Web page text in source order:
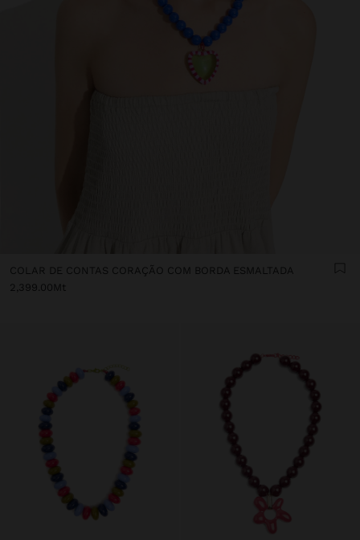
COLAR DE CONTAS CORAÇÃO COM BORDA ESMALTADA
2,399.00Mt